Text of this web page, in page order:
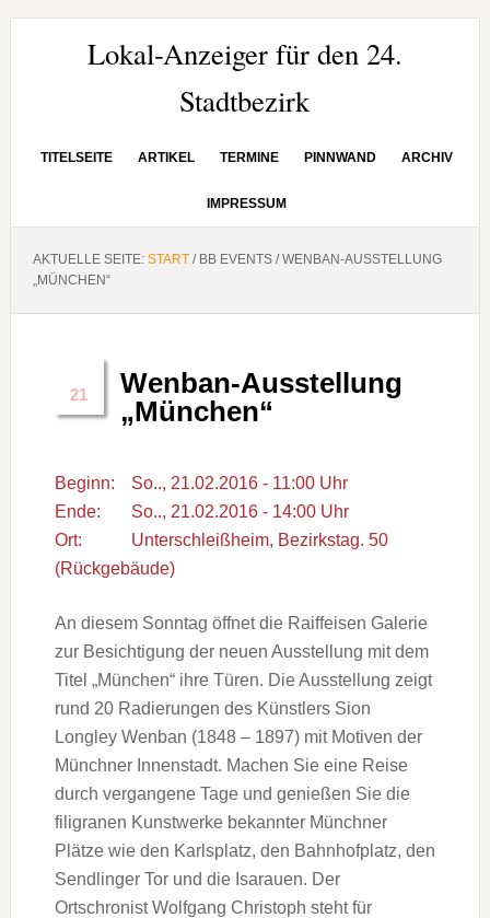
Hauptnavigation
SeitenspalteLokal-Anzeiger für den 24.
Stadtbezirk
TITELSEITE ARTIKEL TERMINE PINNWAND ARCHIV
IMPRESSUM
AKTUELLE SEITE: START /BB EVENTS /WENBAN-AUSSTELLUNG
„MÜNCHEN“
21
Wenban-Ausstellung
„München“
Beginn:
So.., 21.02.2016 - 11:00 Uhr
Ende:
So.., 21.02.2016 - 14:00 Uhr
Ort:
Unterschleißheim, Bezirkstag. 50
(Rückgebäude)
An diesem Sonntag öffnet die Raiffeisen Galerie
zur Besichtigung der neuen Ausstellung mit dem
Titel „München“ ihre Türen. Die Ausstellung zeigt
rund 20 Radierungen des Künstlers Sion
Longley Wenban (1848 – 1897) mit Motiven der
Münchner Innenstadt. Machen Sie eine Reise
durch vergangene Tage und genießen Sie die
filigranen Kunstwerke bekannter Münchner
Plätze wie den Karlsplatz, den Bahnhofplatz, den
Sendlinger Tor und die Isarauen. Der
Ortschronist Wolfgang Christoph steht für